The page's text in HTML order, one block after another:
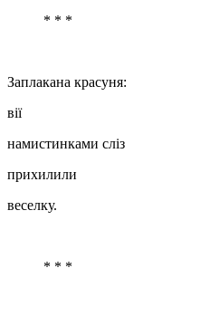
* * *
Заплакана красуня:
вії
намистинками сліз
прихилили
веселку.
* * *